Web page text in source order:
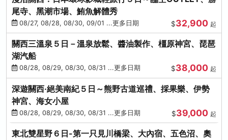
尾寺、黑潮市場、鮪魚解體秀
08/27, 08/28, 08/30, 09/01 ...更多日期 $32,900 起
關西三溫泉５日－溫泉放鬆、醬油製作、橿原神宮、琵琶
湖汽船
08/28, 08/29, 08/30, 08/31 ...更多日期 $38,000 起
深遊關西·絕美南紀５日～熊野古道巡禮、採果樂、伊勢
神宮、海女小屋
08/28, 08/29, 08/30, 08/31 ...更多日期 $39,000 起
東北雙星野６日-第一只見川橋梁、大內宿、五色沼、奧